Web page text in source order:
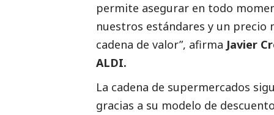
permite asegurar en todo
nuestros estándares y un precio
cadena de valor”, afirma Javier
ALDI.
La cadena de supermercados
gracias a su modelo de